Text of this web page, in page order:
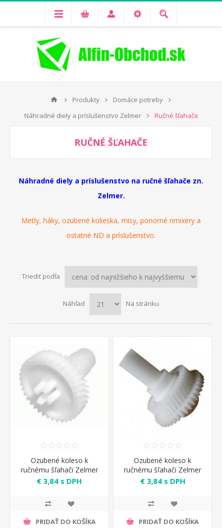
Produkty
Domáce potreby
Náhradné diely a príslušenstvo Zelmer
Ručné šľahače
RUČNÉ ŠĽAHAČE
Náhradné diely a príslušenstvo na ručné šľahače zn.
Zelmer.
Metly, háky, ozubené kolieska, misy, ponorné nmixery a
ostatné ND a príslušenstvo.
Triediť podľa
Náhľad Na stránku
Ozubené koleso k
ručnému šľahači Zelmer
€ 3,84 s DPH
PRIDAŤ DO KOŠÍKA
Ozubené koleso k
ručnému šľahači Zelmer
€ 3,84 s DPH
PRIDAŤ DO KOŠÍKA